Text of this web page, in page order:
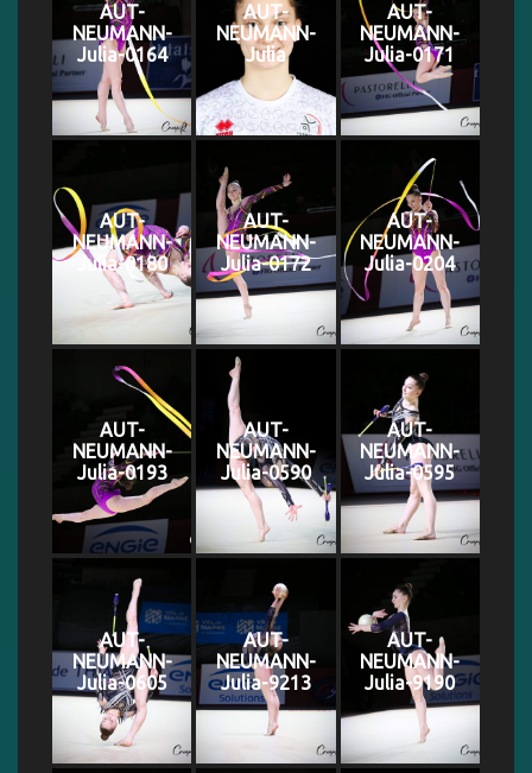
AUT-
NEUMANN-
Julia-0164
AUT-
NEUMANN-
Julia
AUT-
NEUMANN-
Julia-0171
AUT-
NEUMANN-
Julia-0180
AUT-
NEUMANN-
Julia-0172
AUT-
NEUMANN-
Julia-0204
AUT-
NEUMANN-
Julia-0193
AUT-
NEUMANN-
Julia-0590
AUT-
NEUMANN-
Julia-0595
AUT-
NEUMANN-
Julia-0605
AUT-
NEUMANN-
Julia-9213
AUT-
NEUMANN-
Julia-9190